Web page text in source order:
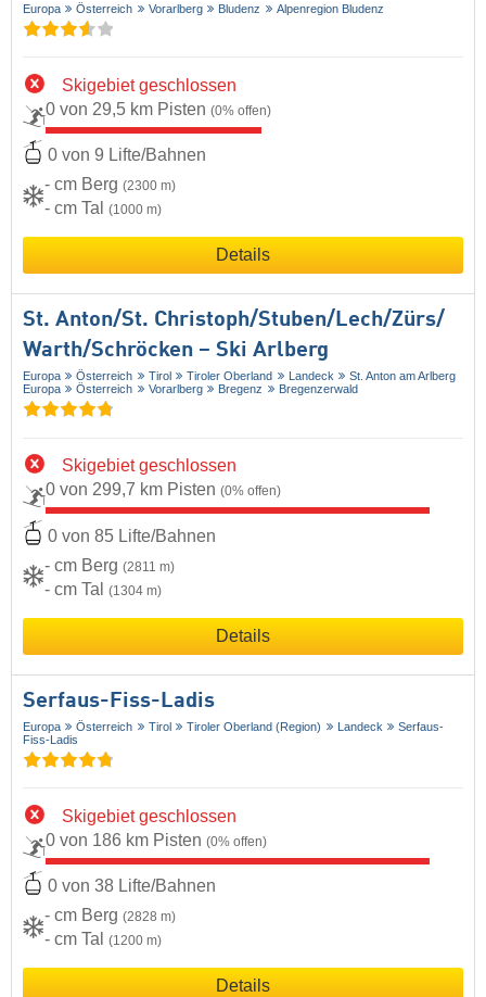
Europa Österreich Vorarlberg Bludenz Alpenregion Bludenz
Skigebiet geschlossen
0 von 29,5 km Pisten (0% offen)
0 von 9 Lifte/Bahnen
- cm Berg (2300 m)
- cm Tal (1000 m)
Details
St. Anton/​St. Christoph/​Stuben/​Lech/​Zürs/​
Warth/​Schröcken – Ski Arlberg
Europa Österreich Tirol Tiroler Oberland Landeck
St. Anton am Arlberg
Europa
Österreich Vorarlberg Bregenz Bregenzerwald
Skigebiet geschlossen
0 von 299,7 km Pisten (0% offen)
0 von 85 Lifte/Bahnen
- cm Berg (2811 m)
- cm Tal (1304 m)
Details
Serfaus-Fiss-Ladis
Europa Österreich Tirol Tiroler Oberland (Region) Landeck
Serfaus-
Fiss-Ladis
Skigebiet geschlossen
0 von 186 km Pisten (0% offen)
0 von 38 Lifte/Bahnen
- cm Berg (2828 m)
- cm Tal (1200 m)
Details